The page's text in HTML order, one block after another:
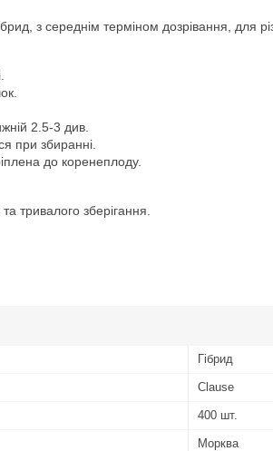
з середнім терміном дозрівання, для
2.5-3 див.
при збиранні.
до коренеплоду.
тривалого зберігання.
Гібрид
Clause
400 шт.
Морква